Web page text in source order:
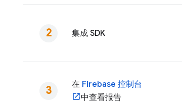
集成 SDK
在 Firebase 控制台
中查看报告